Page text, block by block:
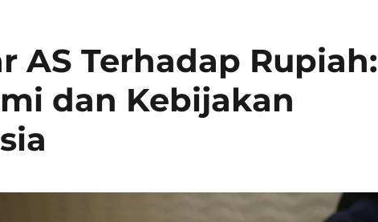
AS Terhadap Rupiah:
dan Kebijakan